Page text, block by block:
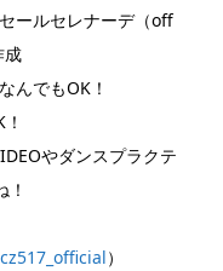
ールセレナーデ（off
成
んでもOK！
やダンスプラクテ
）